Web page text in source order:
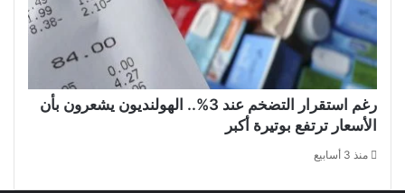
رغم استقرار التضخم عند 3%.. الهولنديون يشعرون بأن
الأسعار ترتفع بوتيرة أكبر
منذ 3 أسابيع